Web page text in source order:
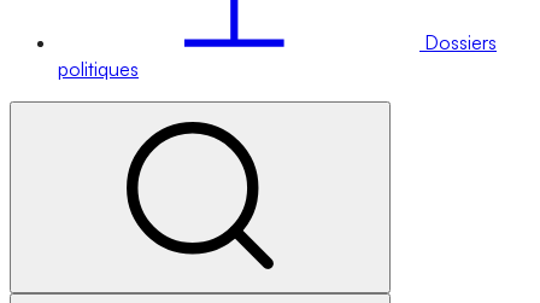
Dossiers
politiques